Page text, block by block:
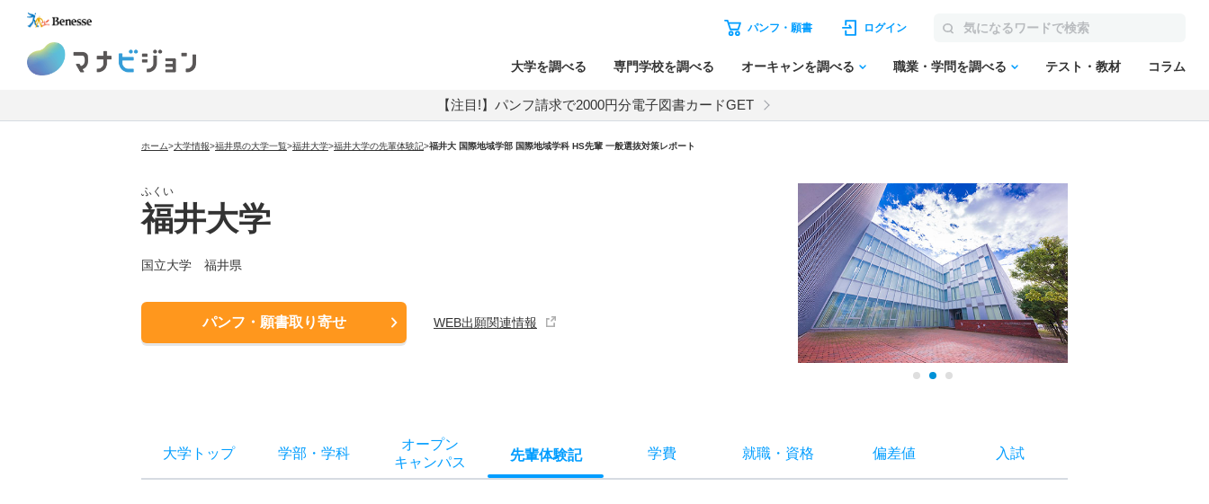
パンフ・願書 ログイン
大学を調べる 専門学校を調べる オーキャンを調べる 職業・学問を調べる テスト・教材 コラム
【注目!】パンフ請求で2000円分電子図書カードGET
ホーム>大学情報>福井県の大学一覧>福井大学>福井大学の先輩体験記>福井大 国際地域学部 国際地域学科 HS先輩 一般選抜対策レポート
ふくい
福井大学
国立大学 福井県
パンフ・願書取り寄せ WEB出願関連情報
大学トップ 学部 ・ 学科
オープン
キャンパス 先輩体験記 学費 就職・ 資格 偏差値 入試